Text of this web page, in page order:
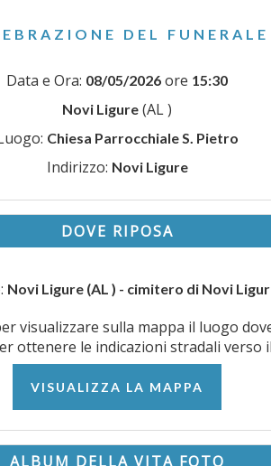
DEL FUNERALE
Data e Ora: 08/05/2026 ore 15:30
Novi Ligure (AL )
Chiesa Parrocchiale S. Pietro
Indirizzo: Novi Ligure
DOVE RIPOSA
Novi Ligure (AL ) - cimitero di Novi
visualizzare sulla mappa il luogo
ottenere le indicazioni stradali verso
VISUALIZZA LA MAPPA
ALBUM DELLA VITA FOTO